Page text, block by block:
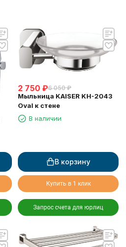
2 750 ₽6 050 ₽
Мыльница KAISER KH-2043
Oval к стене
В наличии
В корзину
Купить в 1 клик
Запрос счета для юрлиц